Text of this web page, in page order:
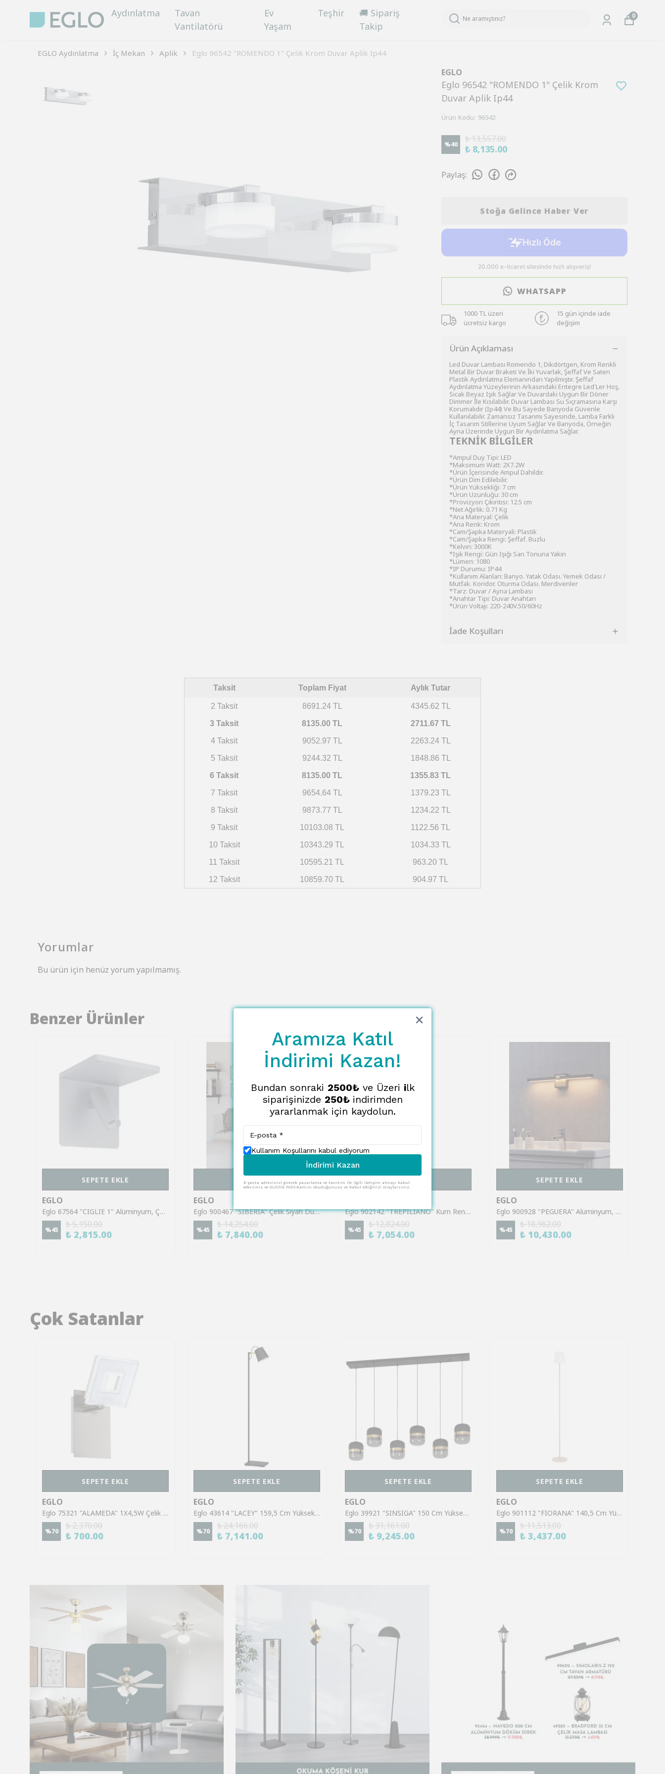
Aydınlatma
Tavan
Vantilatörü
Ev
Yaşam
Teşhir
🚚 Sipariş
Takip
0
EGLO Aydınlatma İç Mekan Aplik Eglo 96542 "ROMENDO 1" Çelik Krom Duvar Aplik Ip44
EGLO
Eglo 96542 "ROMENDO 1" Çelik Krom
Duvar Aplik Ip44
Ürün Kodu: 96542
%40
₺ 13,557.00
₺ 8,135.00
Paylaş:
Stoğa Gelince Haber Ver
WHATSAPP
1000 TL üzeri
ücretsiz kargo
15 gün içinde iade
değişim
Ürün Açıklaması
Led Duvar Lambası Romendo 1, Dikdörtgen, Krom Renkli
Metal Bir Duvar Braketi Ve İki Yuvarlak, Şeffaf Ve Saten
Plastik Aydınlatma Elemanından Yapılmıştır. Şeffaf
Aydınlatma Yüzeylerinin Arkasındaki Entegre Led'Ler Hoş,
Sıcak Beyaz Işık Sağlar Ve Duvardaki Uygun Bir Döner
Dimmer İle Kısılabilir. Duvar Lambası Su Sıçramasına Karşı
Korumalıdır (Ip44) Ve Bu Sayede Banyoda Güvenle
Kullanılabilir. Zamansız Tasarımı Sayesinde, Lamba Farklı
İç Tasarım Stillerine Uyum Sağlar Ve Banyoda, Örneğin
Ayna Üzerinde Uygun Bir Aydınlatma Sağlar.
TEKNİK BİLGİLER
*Ampul Duy Tipi: LED
*Maksimum Watt: 2X7.2W
*Ürün İçerisinde Ampul Dahildir.
*Ürün Dim Edilebilir.
*Ürün Yüksekliği: 7 cm
*Ürün Uzunluğu: 30 cm
*Provizyon Çıkıntısı: 12.5 cm
*Net Ağırlık: 0.71 Kg
*Ana Materyal: Çelik
*Ana Renk: Krom
*Cam/Şapka Materyali: Plastik
*Cam/Şapka Rengi: Şeffaf. Buzlu
*Kelvın: 3000K
*Işık Rengi: Gün Işığı Sarı Tonuna Yakın
*Lümen: 1080
*IP Durumu: IP44
*Kullanım Alanları: Banyo. Yatak Odası. Yemek Odası /
Mutfak. Koridor. Oturma Odası. Merdivenler
*Tarz: Duvar / Ayna Lambası
*Anahtar Tipi: Duvar Anahtarı
*Ürün Voltajı: 220-240V.50/60Hz
İade Koşulları
Taksit Toplam Fiyat Aylık Tutar
2 Taksit 8691.24 TL 4345.62 TL
3 Taksit 8135.00 TL 2711.67 TL
4 Taksit 9052.97 TL 2263.24 TL
5 Taksit 9244.32 TL 1848.86 TL
6 Taksit 8135.00 TL 1355.83 TL
7 Taksit 9654.64 TL 1379.23 TL
8 Taksit 9873.77 TL 1234.22 TL
9 Taksit 10103.08 TL 1122.56 TL
10 Taksit 10343.29 TL 1034.33 TL
11 Taksit 10595.21 TL 963.20 TL
12 Taksit 10859.70 TL 904.97 TL
Yorumlar
Bu ürün için henüz yorum yapılmamış.
Benzer Ürünler
SEPETE EKLE
EGLO
Eglo 67564 "CIGLIE 1" Alüminyum, Çelik Gümüş Duvar Aplik
%45
₺ 5,150.00
₺ 2,815.00
SEPETE EKLE
EGLO
Eglo 900467 "SIBERIA" Çelik Siyah Duvar Aplik
%45
₺ 14,254.00
₺ 7,840.00
SEPETE EKLE
Eglo 902142 "TREPILIANO" Kum Rengi Alüminyum Çelik Duvar Aplik
%45
₺ 12,824.00
₺ 7,054.00
SEPETE EKLE
EGLO
Eglo 900928 "PEGUERA" Alüminyum, Çelik Siyah, Fırçalanmış Pirinç Duvar Aplik Ip44
%45
₺ 18,962.00
₺ 10,430.00
Çok Satanlar
SEPETE EKLE
EGLO
Eglo 75321 "ALAMEDA" 1X4,5W Çelik Nikel Mat Sıva Üstü Spot
%70
₺ 2,370.00
₺ 700.00
SEPETE EKLE
EGLO
Eglo 43614 "LACEY" 159,5 Cm Yüksekliğinde Çelik, Ahşap Köşe Lambası Lambader
%70
₺ 24,166.00
₺ 7,141.00
SEPETE EKLE
EGLO
Eglo 39921 "SINSIGA" 150 Cm Yüksekliğinde Çelik Siyah Sarkıt Avize
%70
₺ 31,161.00
₺ 9,245.00
SEPETE EKLE
EGLO
Eglo 901112 "FIORANA" 140,5 Cm Yüksekliğinde Çelik Köşe Lambası Lambader
%70
₺ 11,513.00
₺ 3,437.00
Aramıza Katıl
İndirimi Kazan!
Bundan sonraki 2500₺ve Üzeri ilk
siparişinizde 250₺ indirimden
yararlanmak için kaydolun.
Kullanım Koşullarını kabul ediyorum
İndirimi Kazan
E-posta adresinizi girerek pazarlama ve tanıtım ile ilgili iletişim almayı kabul
edersiniz ve Gizlilik Politikamızı okuduğunuzu ve kabul ettiğinizi onaylarsınız.